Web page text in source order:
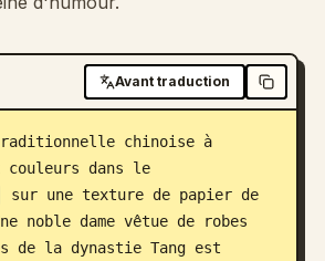
Avant traduction
chinoise à
dans le
sur une texture de papier de
dame vêtue de robes
de la dynastie Tang est